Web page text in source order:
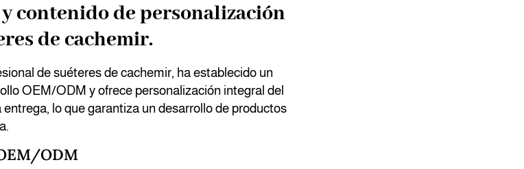
contenido de personalización
de cachemir.
de suéteres de cachemir, ha establecido un
OEM/ODM y ofrece personalización integral del
lo que garantiza un desarrollo de productos
ODM